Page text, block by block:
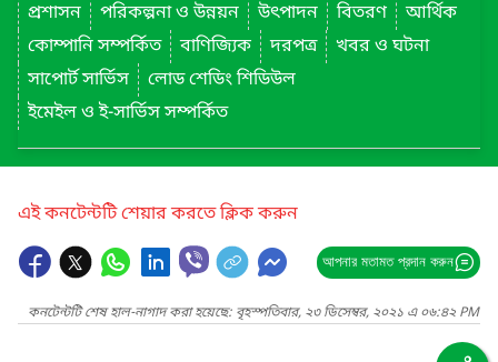
প্রশাসন
পরিকল্পনা ও উন্নয়ন উৎপাদন বিতরণ
আর্থিক
কোম্পানি সম্পর্কিত
বাণিজ্যিক দরপত্র
খবর ও ঘটনা
সাপোর্ট সার্ভিস
লোড শেডিং শিডিউল
ইমেইল ও ই-সার্ভিস সম্পর্কিত
এই কনটেন্টটি শেয়ার করতে ক্লিক করুন
আপনার মতামত প্রদান করুন
কনটেন্টটি শেষ হাল-নাগাদ করা হয়েছে: বৃহস্পতিবার, ২৩ ডিসেম্বর, ২০২১ এ ০৬:৪২ PM